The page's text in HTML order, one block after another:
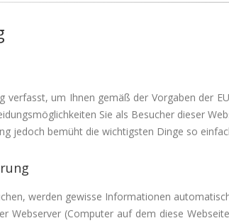
verfasst, um Ihnen gemäß der Vorgaben der
Sie als Besucher dieser
jedoch bemüht die wichtigsten Dinge so
werden gewisse Informationen
Webserver (Computer auf dem diese